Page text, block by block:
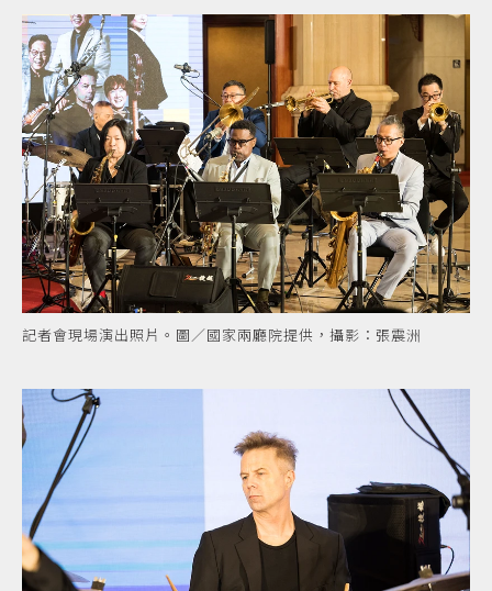
記者會現場演出照片。圖／國家兩廳院提供，攝影：張震洲